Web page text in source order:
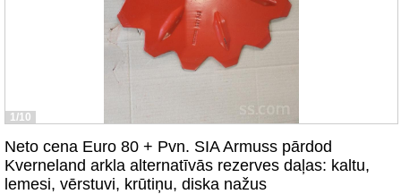
1/10
Neto cena Euro 80 + Pvn. SIA Armuss pārdod
Kverneland arkla alternatīvās rezerves daļas: kaltu,
lemesi, vērstuvi, krūtiņu, diska nažus